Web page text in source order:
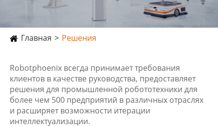
Главная Решения
Robotphoenix всегда принимает требования
клиентов в качестве руководства, предоставляет
решения для промышленной робототехники для
более чем 500 предприятий в различных отраслях
и расширяет возможности итерации
интеллектуализации.